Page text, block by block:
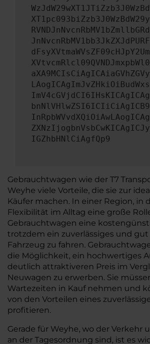
IGZhbHNlCiAgfQp9
Gebrauchtwagen wie der T7
Weyhe viele Vorteile, die sie zur
Käufer machen. In einer Region, in
Flexibilität im Alltag eine große
Gebrauchtwagen eine
trotzdem ein zuverlässiges und
Fahrzeug zu fahren.
die Möglichkeit, ein hochwertiges
deutlich attraktiveren Preis im
Neuwagen zu erwerben. Sie
Wartezeiten in Kauf nehmen und
von den Vorteilen eines
profitieren.
Gerade für Weyhe, wo der Verkehr
an der Tagesordnung sind, ist es